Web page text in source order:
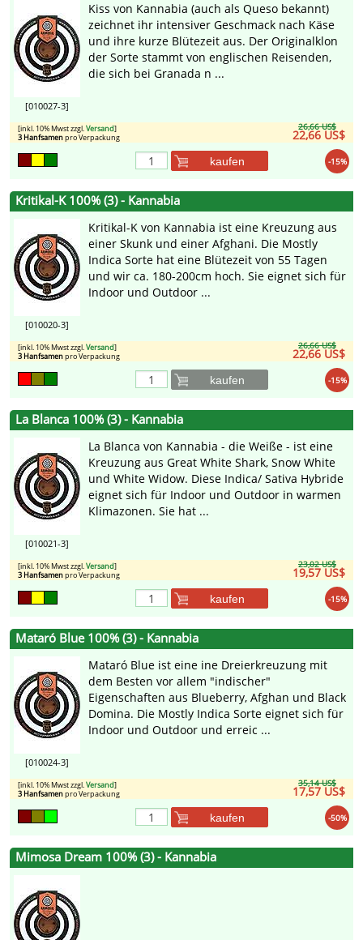
[010027-3]
Kiss von Kannabia (auch als Queso bekannt)
zeichnet ihr intensiver Geschmack nach Käse
und ihre kurze Blütezeit aus. Der Originalklon
der Sorte stammt von englischen Reisenden,
die sich bei Granada n ...
26,66 US$
22,66 US$
[inkl. 10% Mwst zzgl.Versand]
3 Hanfsamenpro Verpackung
-15%
kaufen
Kritikal-K 100% (3) - Kannabia
[010020-3]
Kritikal-K von Kannabia ist eine Kreuzung aus
einer Skunk und einer Afghani. Die Mostly
Indica Sorte hat eine Blütezeit von 55 Tagen
und wir ca. 180-200cm hoch. Sie eignet sich für
Indoor und Outdoor ...
26,66 US$
22,66 US$
[inkl. 10% Mwst zzgl.Versand]
3 Hanfsamenpro Verpackung
-15%
kaufen
La Blanca 100% (3) - Kannabia
[010021-3]
La Blanca von Kannabia - die Weiße - ist eine
Kreuzung aus Great White Shark, Snow White
und White Widow. Diese Indica/ Sativa Hybride
eignet sich für Indoor und Outdoor in warmen
Klimazonen. Sie hat ...
23,02 US$
19,57 US$
[inkl. 10% Mwst zzgl.Versand]
3 Hanfsamenpro Verpackung
-15%
kaufen
Mataró Blue 100% (3) - Kannabia
[010024-3]
Mataró Blue ist eine ine Dreierkreuzung mit
dem Besten vor allem "indischer"
Eigenschaften aus Blueberry, Afghan und Black
Domina. Die Mostly Indica Sorte eignet sich für
Indoor und Outdoor und erreic ...
35,14 US$
17,57 US$
[inkl. 10% Mwst zzgl.Versand]
3 Hanfsamenpro Verpackung
-50%
kaufen
Mimosa Dream 100% (3) - Kannabia